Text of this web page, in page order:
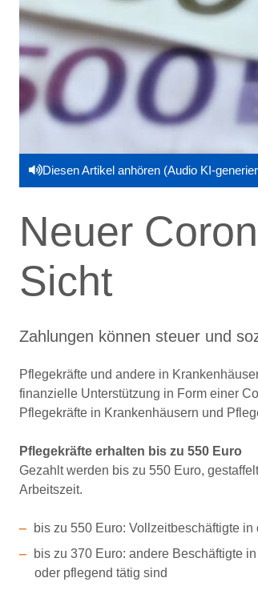
Diesen Artikel anhören (Audio KI-
Neuer
Sicht
Zahlungen können steuer­ und
Pflegekräfte und andere in
finanzielle Unterstützung in Form einer
Pflegekräfte in Krankenhäusern und
Pflegekräfte erhalten bis zu 550 Euro
Gezahlt werden bis zu 550 Euro,
Arbeitszeit.
bis zu 550 Euro: Vollzeitbeschäftigte
bis zu 370 Euro: andere Beschäftigte
oder pflegend tätig sind